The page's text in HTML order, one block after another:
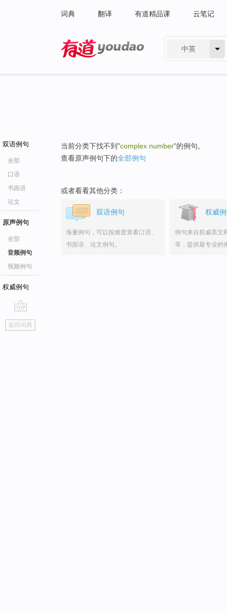
词典 翻译 有道精品课 云笔记
中英
双语例句
全部
口语
书面语
论文
原声例句
全部
音频例句
视频例句
权威例句
go
top
返回词典
当前分类下找不到"complex number"的例句。
查看原声例句下的全部例句
或者看看其他分类：
双语例句
海量例句，可以按难度查看口语、
书面语、论文例句。
权威
例句来自权威英文
等，提供最专业的